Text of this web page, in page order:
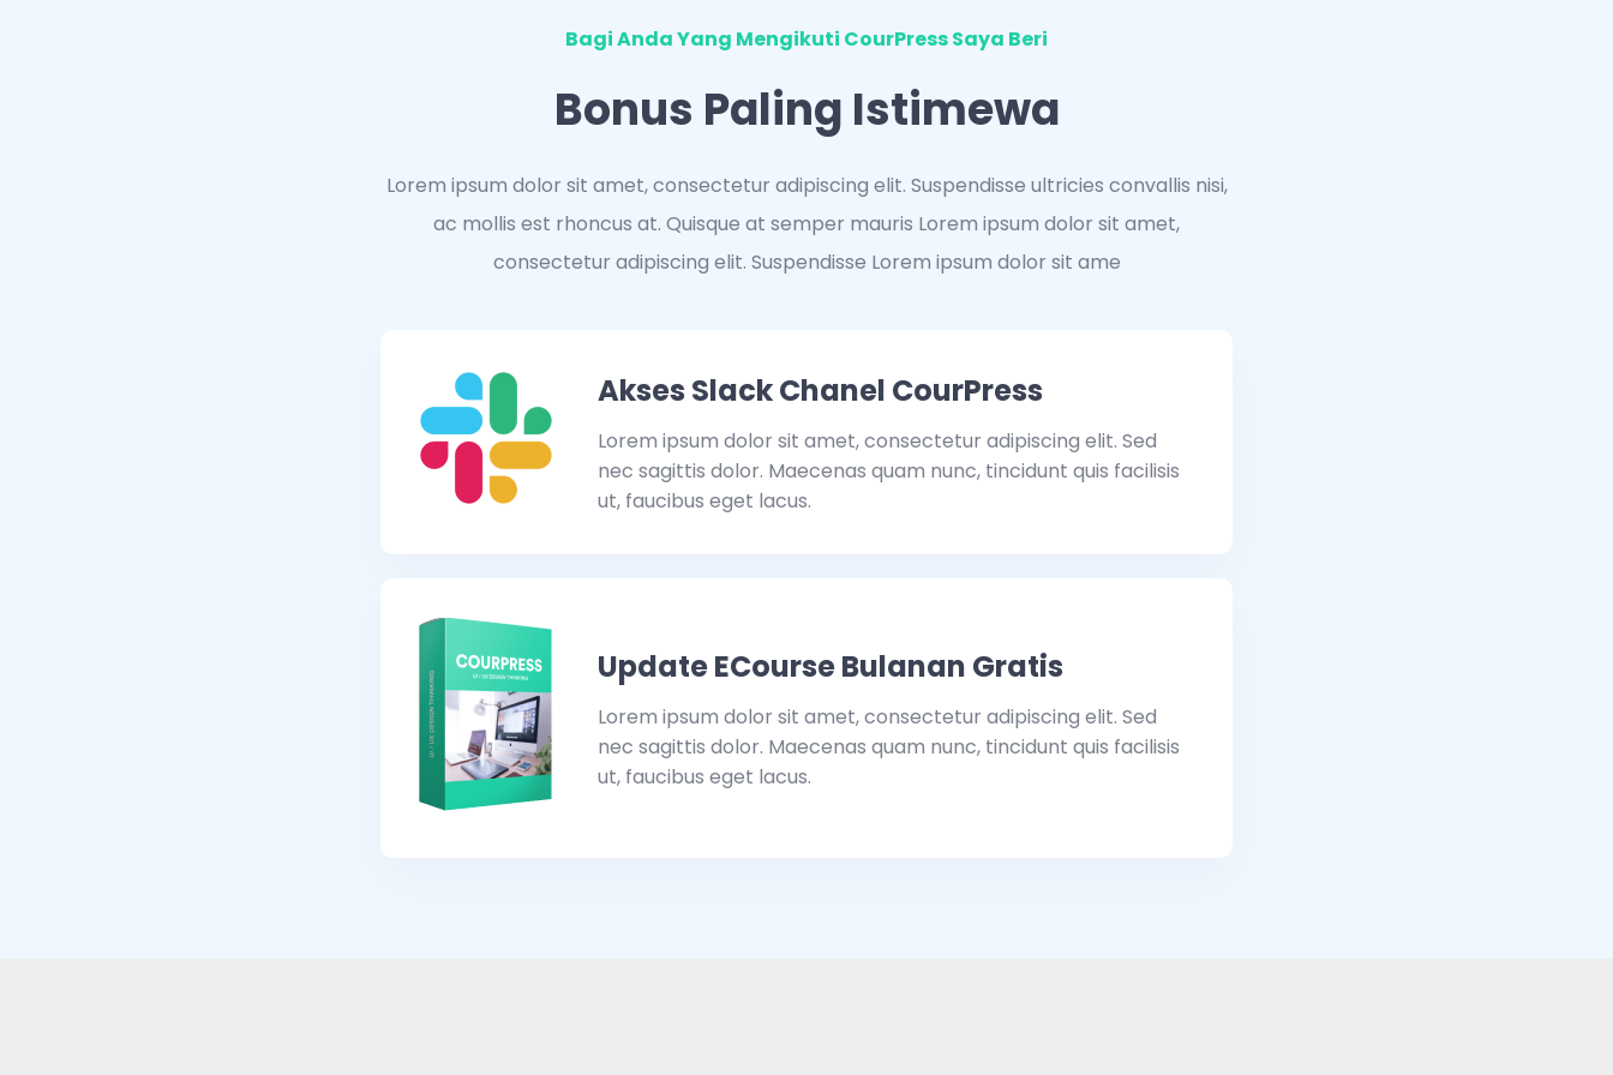
Bagi Anda Yang Mengikuti CourPress Saya Beri
Bonus Paling Istimewa
Lorem ipsum dolor sit amet, consectetur adipiscing elit. Suspendisse ultricies convallis nisi,
ac mollis est rhoncus at. Quisque at semper mauris Lorem ipsum dolor sit amet,
consectetur adipiscing elit. Suspendisse Lorem ipsum dolor sit ame
Akses Slack Chanel CourPress
Lorem ipsum dolor sit amet, consectetur adipiscing elit. Sed
nec sagittis dolor. Maecenas quam nunc, tincidunt quis facilisis
ut, faucibus eget lacus.
Update ECourse Bulanan Gratis
Lorem ipsum dolor sit amet, consectetur adipiscing elit. Sed
nec sagittis dolor. Maecenas quam nunc, tincidunt quis facilisis
ut, faucibus eget lacus.